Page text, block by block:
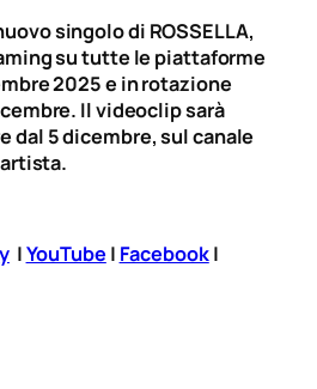
singolo di ROSSELLA,
su tutte le piattaforme
2025 e in rotazione
Il videoclip sarà
dal 5 dicembre, sul canale
|YouTube | Facebook|